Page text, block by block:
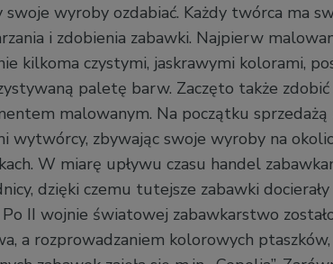
swoje wyroby ozdabiać. Każdy twórca ma
i zdobienia zabawki. Najpierw
kilkoma czystymi, jaskrawymi kolorami,
paletę barw. Zaczęto także
malowanym. Na początku
wytwórcy, zbywając swoje wyroby na
W miarę upływu czasu handel
dzięki czemu tutejsze zabawki
Po II wojnie światowej zabawkarstwo
a rozprowadzaniem kolorowych